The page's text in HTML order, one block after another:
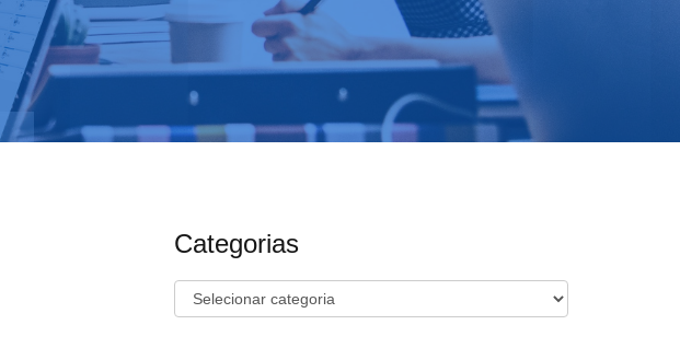
Categorias
Categorias